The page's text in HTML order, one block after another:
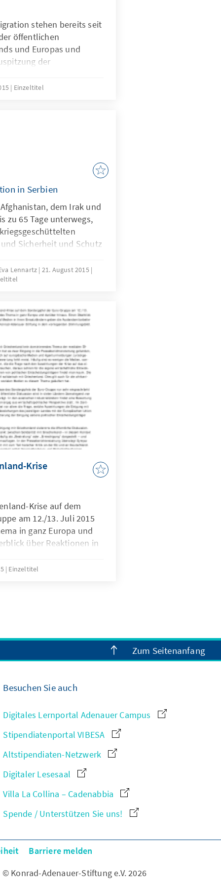
stehen bereits seit
öffentlichen
und Europas und
der
Stiftung hat
wird und welche
gibt. Darüber hinaus
und -
in den
ihren Anrainer-Staaten
Einzeltitel
in Serbien
dem Irak und
zu 65 Tage unterwegs,
Sicherheit und Schutz
Lennartz 21. August 2015
Krise
Krise auf dem
am 12./13. Juli 2015
in ganz Europa und
über Reaktionen in
-mitarbeiter der
Einzeltitel
Zum Seitenanfang
Besuchen Sie auch
Digitales Lernportal Adenauer Campus
Stipendiatenportal VIBESA
Altstipendiaten-Netzwerk
Digitaler Lesesaal
Villa La Collina – Cadenabbia
Spende / Unterstützen Sie uns!
Barriere melden
© Konrad-Adenauer-Stiftung e.V. 2026